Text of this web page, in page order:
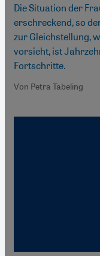
Die Situation der
erschreckend, so
zur Gleichstellung,
vorsieht, ist
Fortschritte.
Von Petra Tabeling